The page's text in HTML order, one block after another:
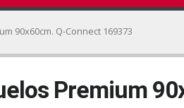
90x60cm. Q-Connect 169373
Premium